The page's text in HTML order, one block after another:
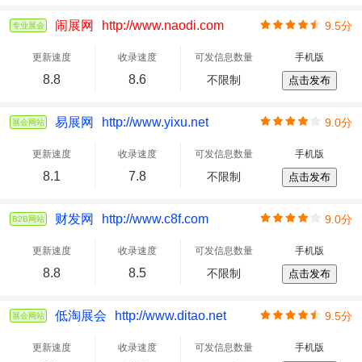
专业展会 闹展网 http://www.naodi.com 9.5分
更新速度
8.8
收录速度
8.6
可发信息数量
不限制
手机版
点击发布
展会网站 易展网 http://www.yixu.net 9.0分
更新速度
8.1
收录速度
7.8
可发信息数量
不限制
手机版
点击发布
B2B网站 财发网 http://www.c8f.com 9.0分
更新速度
8.8
收录速度
8.5
可发信息数量
不限制
手机版
点击发布
展会网站 低淘展会 http://www.ditao.net 9.5分
更新速度 收录速度 可发信息数量 手机版